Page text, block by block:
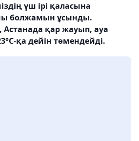
үш ірі қаласына
болжамын ұсынды.
Астанада қар жауып, ауа
қа дейін төмендейді.